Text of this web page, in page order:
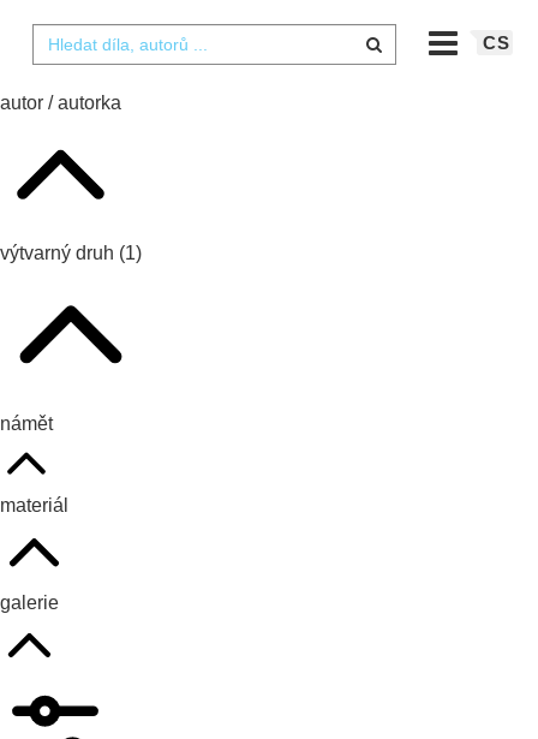
CS
autor / autorka
výtvarný druh (1)
námět
materiál
galerie